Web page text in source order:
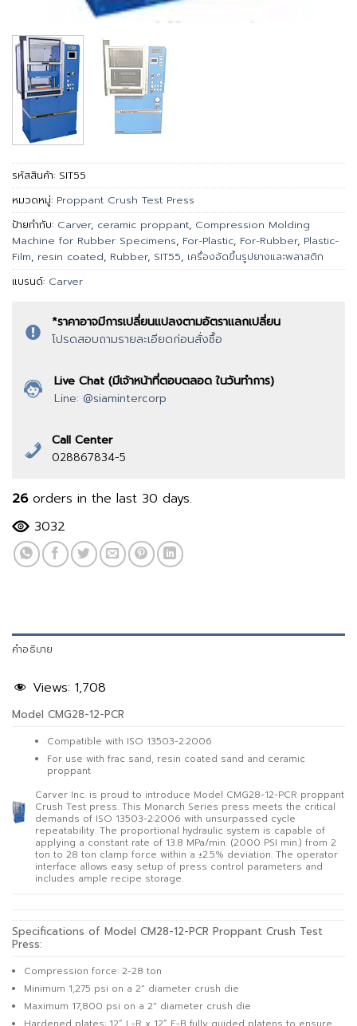
รหัสสินค้า: SIT55
หมวดหมู่: Proppant Crush Test Press
ป้ายกำกับ: Carver, ceramic proppant, Compression Molding
Machine for Rubber Specimens, For-Plastic, For-Rubber, Plastic-
Film, resin coated, Rubber, SIT55, เครื่องอัดขึ้นรูปยางและพลาสติก
แบรนด์: Carver
*ราคาอาจมีการเปลี่ยนแปลงตามอัตราแลกเปลี่ยน
โปรดสอบถามรายละเอียดก่อนสั่งซื้อ
Live Chat (มีเจ้าหน้าที่ตอบตลอด ในวันทำการ)
Line: @siamintercorp
Call Center
028867834-5
26orders in the last 30 days.
3032
คำอธิบาย
Views: 1,708
Model CMG28-12-PCR
Compatible with ISO 13503-2:2006
For use with frac sand, resin coated sand and ceramic
proppant
Carver Inc. is proud to introduce Model CMG28-12-PCR proppant
Crush Test press. This Monarch Series press meets the critical
demands of ISO 13503-2:2006 with unsurpassed cycle
repeatability. The proportional hydraulic system is capable of
applying a constant rate of 13.8 MPa/min. (2000 PSI min.) from 2
ton to 28 ton clamp force within a ±2.5% deviation. The operator
interface allows easy setup of press control parameters and
includes ample recipe storage.
Specifications of Model CM28-12-PCR Proppant Crush Test
Press:
Compression force: 2-28 ton
Minimum 1,275 psi on a 2″ diameter crush die
Maximum 17,800 psi on a 2″ diameter crush die